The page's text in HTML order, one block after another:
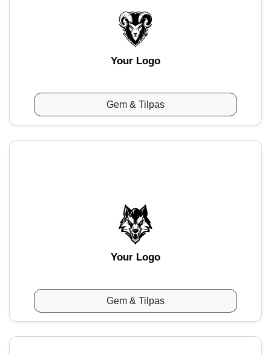
Your Logo
Gem & Tilpas
Your Logo
Gem & Tilpas